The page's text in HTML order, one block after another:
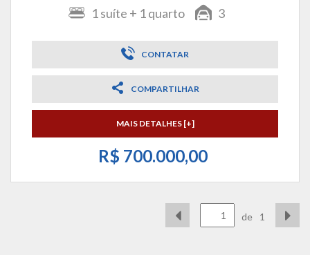
1 suíte + 1 quarto 3
CONTATAR
COMPARTILHAR
MAIS DETALHES [+]
R$ 700.000,00
de 1